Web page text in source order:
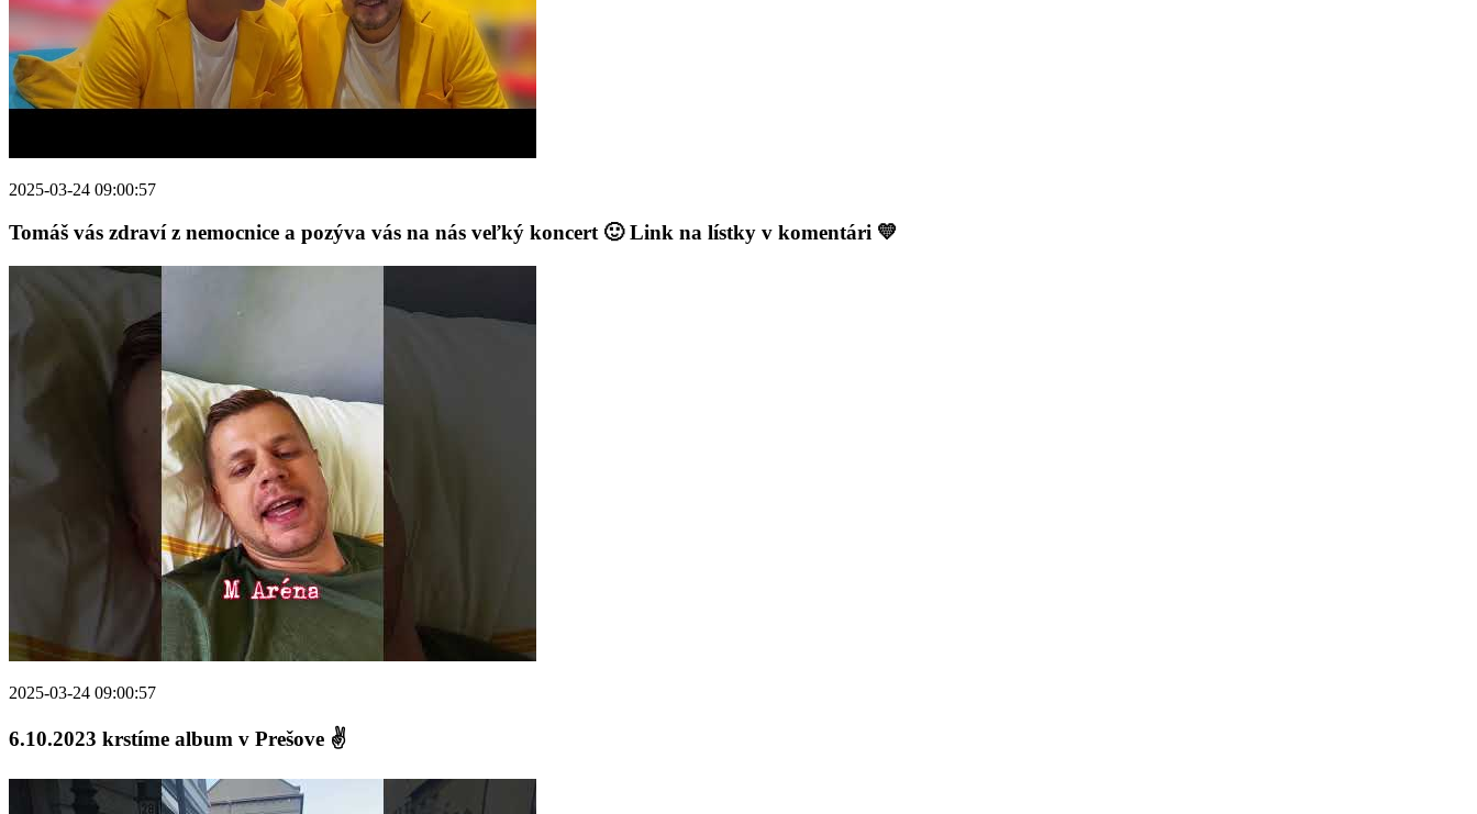
2025-03-24 09:00:57
Tomáš vás zdraví z nemocnice a pozýva vás na nás veľký koncert 🙂 Link na lístky v komentári 💛
2025-03-24 09:00:57
6.10.2023 krstíme album v Prešove ✌️